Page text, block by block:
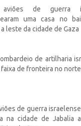
aviões de guerra
uma casa no
leste da cidade de Gaza
de artilharia
de fronteira no norte
de guerra
na cidade de Jabalia